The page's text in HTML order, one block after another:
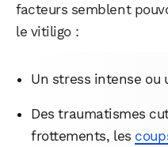
facteurs semblent
le vitiligo :
Un stress intense ou
Des traumatismes
frottements, les